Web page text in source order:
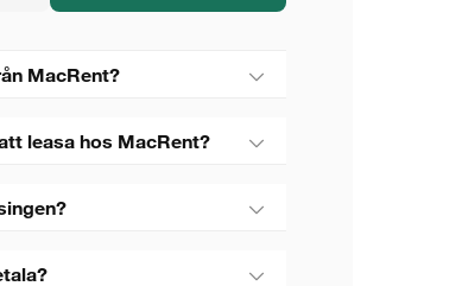
MacRent?
leasa hos MacRent?